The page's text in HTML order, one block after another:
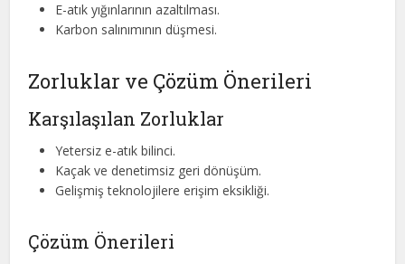
E-atık yığınlarının azaltılması.
Karbon salınımının düşmesi.
Zorluklar ve Çözüm Önerileri
Karşılaşılan Zorluklar
Yetersiz e-atık bilinci.
Kaçak ve denetimsiz geri dönüşüm.
Gelişmiş teknolojilere erişim eksikliği.
Çözüm Önerileri